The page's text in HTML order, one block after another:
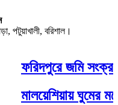
বরিশাল।
ফরিদপুরে জমি
মালয়েশিয়ায় ঘুমের